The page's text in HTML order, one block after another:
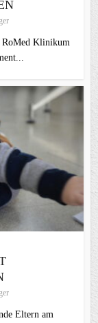
RoMed Klinikum
Eltern am